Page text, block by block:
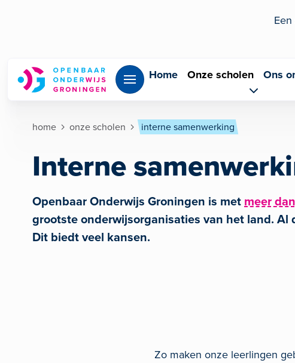
Home Onze scholen Ons
Kruimelpad
home onze scholen interne samenwerking
Interne
Openbaar Onderwijs Groningen is metmeer
grootste onderwijsorganisaties van het land. Al
Dit biedt veel kansen.
Zo maken onze leerlingen